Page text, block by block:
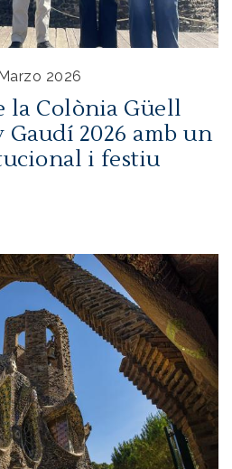
2026
la Colònia Güell
2026 amb un
i festiu